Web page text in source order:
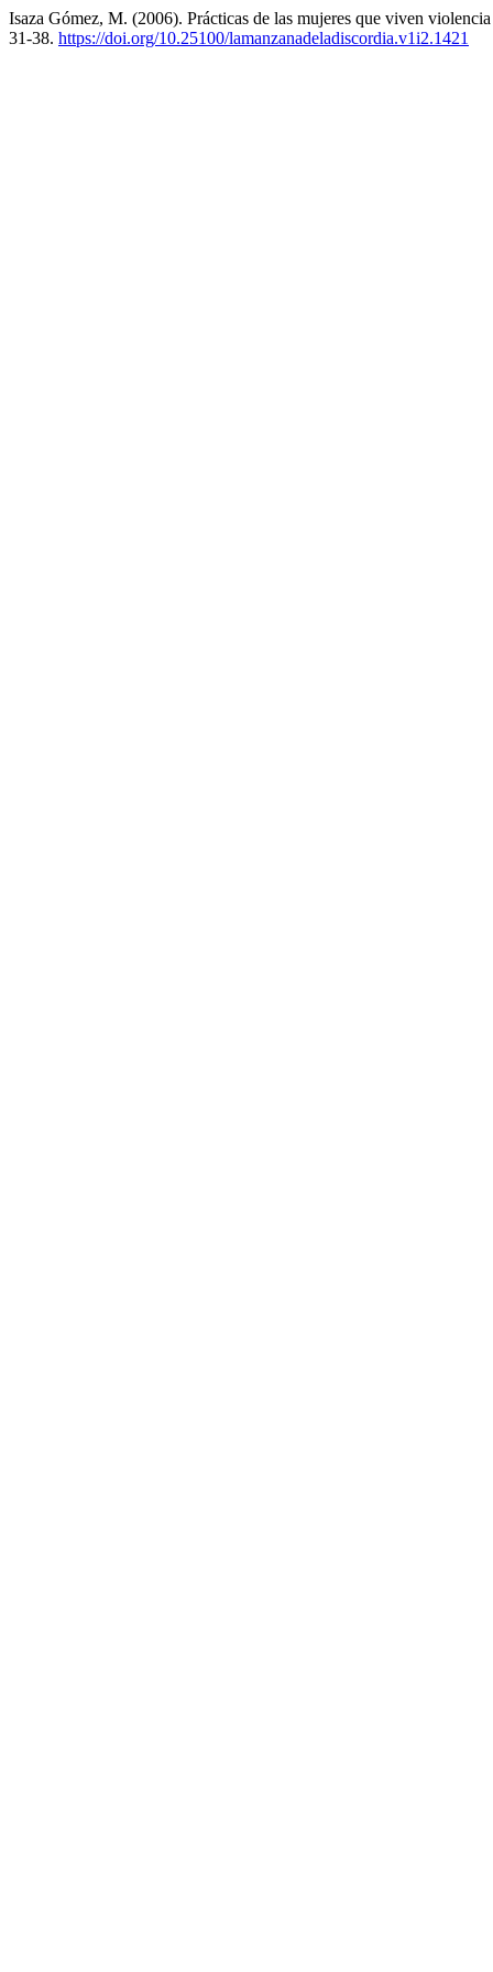
Isaza Gómez, M. (2006). Prácticas de las mujeres que viven
31-38. https://doi.org/10.25100/lamanzanadeladiscordia.v1i2.1421